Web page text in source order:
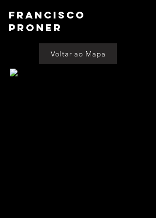
Francisco
Proner
Voltar ao Mapa